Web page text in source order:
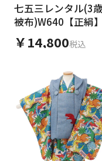
七五三レンタル(3
被布)W640【正絹
ーン地 馬 ×ベージ
わり柄
￥14,800税込